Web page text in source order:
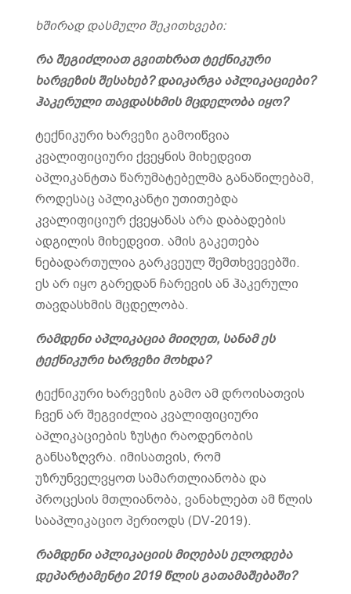
ხშირად დასმული შეკითხვები:
რა შეგიძლიათ გვითხრათ ტექნიკური
ხარვეზის შესახებ? დაიკარგა აპლიკაციები?
ჰაკერული თავდასხმის მცდელობა იყო?
ტექნიკური ხარვეზი გამოიწვია
კვალიფიციური ქვეყნის მიხედვით
აპლიკანტთა წარუმატებელმა განაწილებამ,
როდესაც აპლიკანტი უთითებდა
კვალიფიციურ ქვეყანას არა დაბადების
ადგილის მიხედვით. ამის გაკეთება
ნებადართულია გარკვეულ შემთხვევებში.
ეს არ იყო გარედან ჩარევის ან ჰაკერული
თავდასხმის მცდელობა.
რამდენი აპლიკაცია მიიღეთ, სანამ ეს
ტექნიკური ხარვეზი მოხდა?
ტექნიკური ხარვეზის გამო ამ დროისათვის
ჩვენ არ შეგვიძლია კვალიფიციური
აპლიკაციების ზუსტი რაოდენობის
განსაზღვრა. იმისათვის, რომ
უზრუნველვყოთ სამართლიანობა და
პროცესის მთლიანობა, ვანახლებთ ამ წლის
სააპლიკაციო პერიოდს (DV-2019).
რამდენი აპლიკაციის მიღებას ელოდება
დეპარტამენტი 2019 წლის გათამაშებაში?